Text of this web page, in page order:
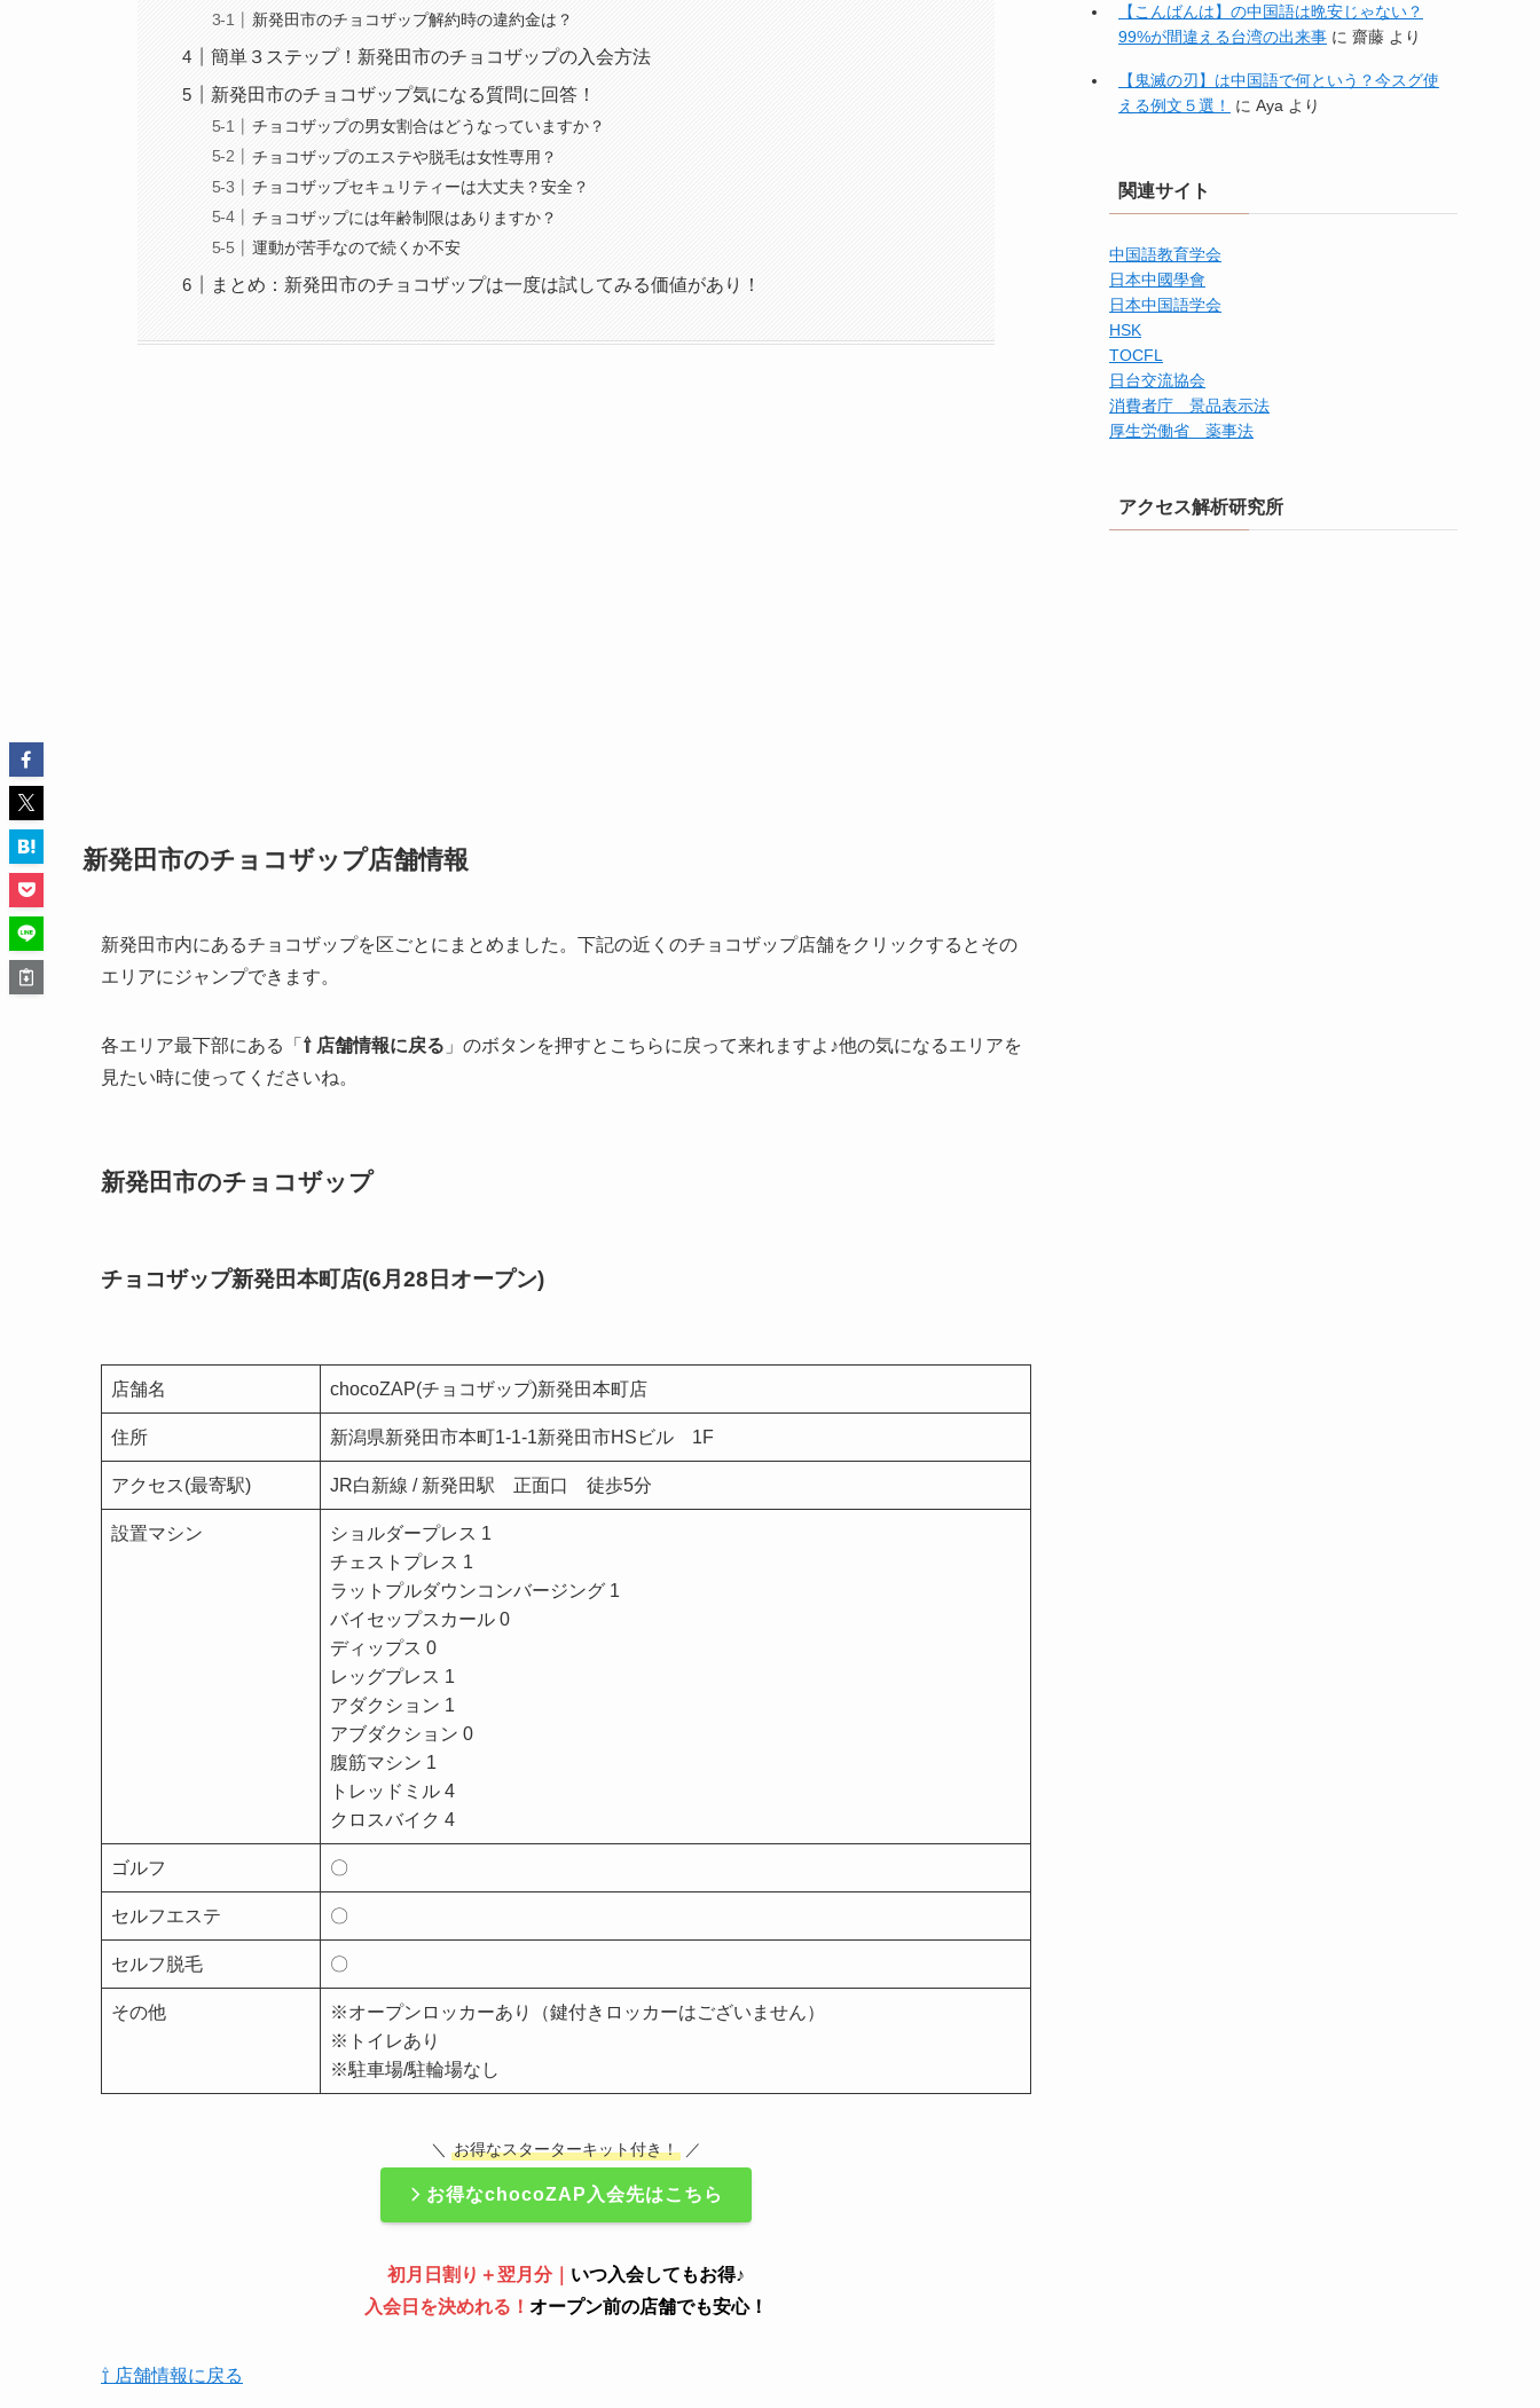
新発田市のチョコザップ解約時の違約金は？
簡単３ステップ！新発田市のチョコザップの入会方法
新発田市のチョコザップ気になる質問に回答！
チョコザップの男女割合はどうなっていますか？
チョコザップのエステや脱毛は女性専用？
チョコザップセキュリティーは大丈夫？安全？
チョコザップには年齢制限はありますか？
運動が苦手なので続くか不安
まとめ：新発田市のチョコザップは一度は試してみる価値があり！
新発田市のチョコザップ店舗情報
新発田市内にあるチョコザップを区ごとにまとめました。下記の近くのチョコザップ店舗をクリックするとその
エリアにジャンプできます。
各エリア最下部にある「 ⇧ 店舗情報に戻る 」のボタンを押すとこちらに戻って来れますよ♪他の気になるエリアを
見たい時に使ってくださいね。
新発田市のチョコザップ
チョコザップ新発田本町店(6月28日オープン)
店舗名 chocoZAP(チョコザップ)新発田本町店
住所 新潟県新発田市本町1-1-1新発田市HSビル 1F
アクセス(最寄駅) JR白新線 / 新発田駅 正面口 徒歩5分
設置マシン
ショルダープレス 1
チェストプレス 1
ラットプルダウンコンバージング 1
バイセップスカール 0
ディップス 0
レッグプレス 1
アダクション 1
アブダクション 0
腹筋マシン 1
トレッドミル 4
クロスバイク 4
ゴルフ 〇
セルフエステ 〇
セルフ脱毛 〇
その他
※オープンロッカーあり（鍵付きロッカーはございません）
※トイレあり
※駐車場/駐輪場なし
＼ お得なスターターキット付き！ ／
お得なchocoZAP入会先はこちら
初月日割り＋翌月分｜ いつ入会してもお得♪
入会日を決めれる！ オープン前の店舗でも安心！
⇧ 店舗情報に戻る
【こんばんは】の中国語は晩安じゃない？
99%が間違える台湾の出来事 に 齋藤 より
【鬼滅の刃】は中国語で何という？今スグ使
える例文５選！
に Aya より
関連サイト
中国語教育学会
日本中國學會
日本中国語学会
HSK
TOCFL
日台交流協会
消費者庁 景品表示法
厚生労働省 薬事法
アクセス解析研究所